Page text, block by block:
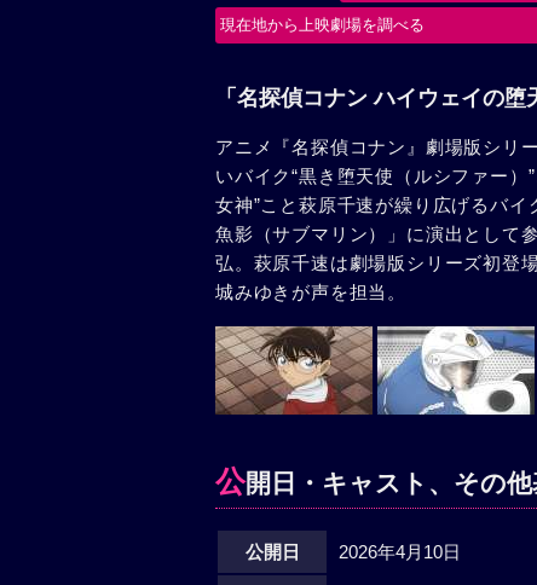
現在地から上映劇場を調べる
「名探偵コナン ハイウェイの堕
アニメ『名探偵コナン』劇場版シリ
いバイク“黒き堕天使（ルシファー
女神”こと萩原千速が繰り広げるバ
魚影（サブマリン）」に演出として
弘。萩原千速は劇場版シリーズ初登
城みゆきが声を担当。
公開日・キャスト、その他
公開日 2026年4月10日